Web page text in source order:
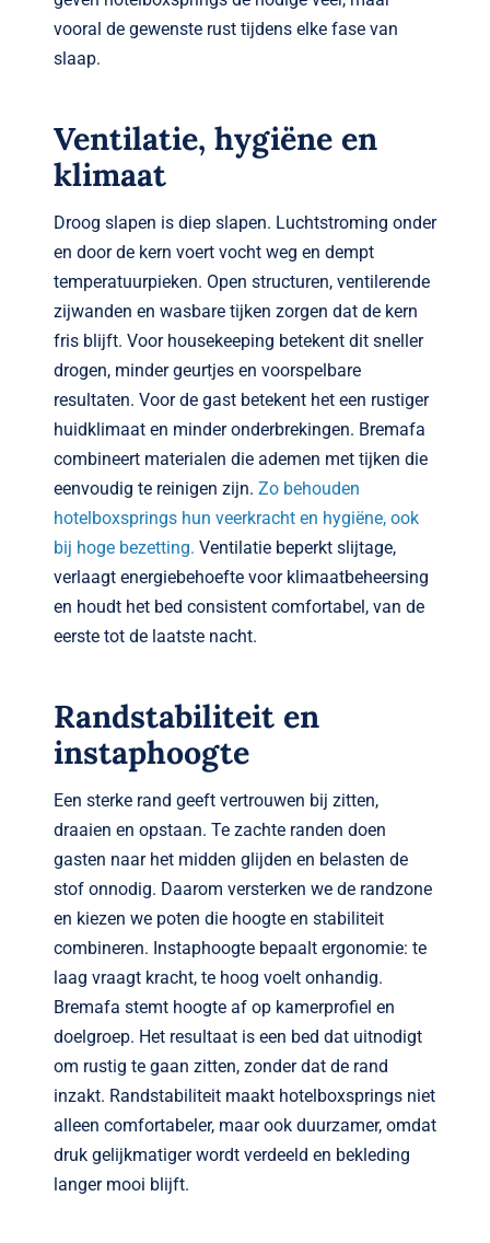
vooral de gewenste rust tijdens elke fase van
slaap.
Ventilatie, hygiëne en
klimaat
Droog slapen is diep slapen. Luchtstroming onder
en door de kern voert vocht weg en dempt
temperatuurpieken. Open structuren, ventilerende
zijwanden en wasbare tijken zorgen dat de kern
fris blijft. Voor housekeeping betekent dit sneller
drogen, minder geurtjes en voorspelbare
resultaten. Voor de gast betekent het een rustiger
huidklimaat en minder onderbrekingen. Bremafa
combineert materialen die ademen met tijken die
eenvoudig te reinigen zijn. Zo behouden
hotelboxsprings hun veerkracht en hygiëne, ook
bij hoge bezetting. Ventilatie beperkt slijtage,
verlaagt energiebehoefte voor klimaatbeheersing
en houdt het bed consistent comfortabel, van de
eerste tot de laatste nacht.
Randstabiliteit en
instaphoogte
Een sterke rand geeft vertrouwen bij zitten,
draaien en opstaan. Te zachte randen doen
gasten naar het midden glijden en belasten de
stof onnodig. Daarom versterken we de randzone
en kiezen we poten die hoogte en stabiliteit
combineren. Instaphoogte bepaalt ergonomie: te
laag vraagt kracht, te hoog voelt onhandig.
Bremafa stemt hoogte af op kamerprofiel en
doelgroep. Het resultaat is een bed dat uitnodigt
om rustig te gaan zitten, zonder dat de rand
inzakt. Randstabiliteit maakt hotelboxsprings niet
alleen comfortabeler, maar ook duurzamer, omdat
druk gelijkmatiger wordt verdeeld en bekleding
langer mooi blijft.